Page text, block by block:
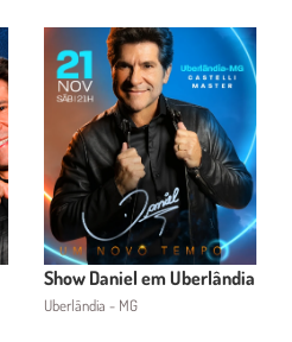
Show Daniel em Uberlândia
Uberlândia - MG